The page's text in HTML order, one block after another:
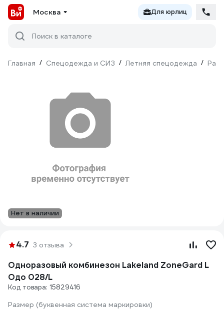
Москва Для юрлиц
Поиск в каталоге
Главная / Спецодежда и СИЗ / Летняя спецодежда /
Нет в наличии
4.7 3 отзыва
Одноразовый комбинезон Lakeland ZoneGard L
Одо 028/L
Код товара: 15829416
Размер (буквенная система маркировки)